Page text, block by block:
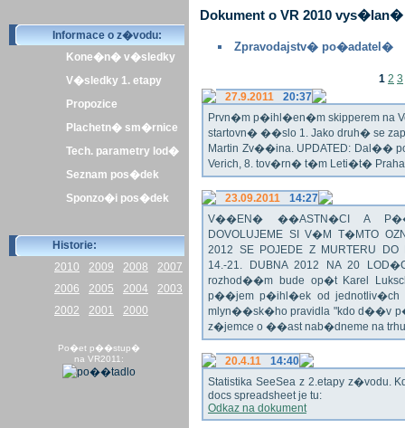
Informace o z�vodu:
Kone�n� v�sledky
V�sledky 1. etapy
Propozice
Plachetn� sm�rnice
Tech. parametry lod�
Seznam pos�dek
Sponzo�i pos�dek
Historie:
2010
2009 2008
2007
2006
2005 2004
2003
2002
2001 2000
Po�et p��stup�
na VR2011:
Dokument o VR 2010
Zpravodajstv� po�adatel�
1 2 3
27.9.2011
20:37
Prvn�m p�ihl�en�m skipperem na
startovn� ��slo 1. Jako druh� se
Martin Zv��ina. UPDATED: Dal��
Verich, 8. tov�rn� t�m Leti�t� Praha
23.09.2011
14:27
V��EN� ��ASTN�CI A
DOVOLUJEME SI V�M T�MTO
2012 SE POJEDE Z MURTERU
14.-21. DUBNA 2012 NA 20
rozhod��m bude op�t Karel
p��jem p�ihl�ek od jednotliv�ch
mlyn��sk�ho pravidla "kdo d��v
z�jemce o ��ast nab�dneme na
20.4.11
14:40
Statistika SeeSea z 2.etapy z�vodu.
docs spreadsheet je tu:
Odkaz na dokument